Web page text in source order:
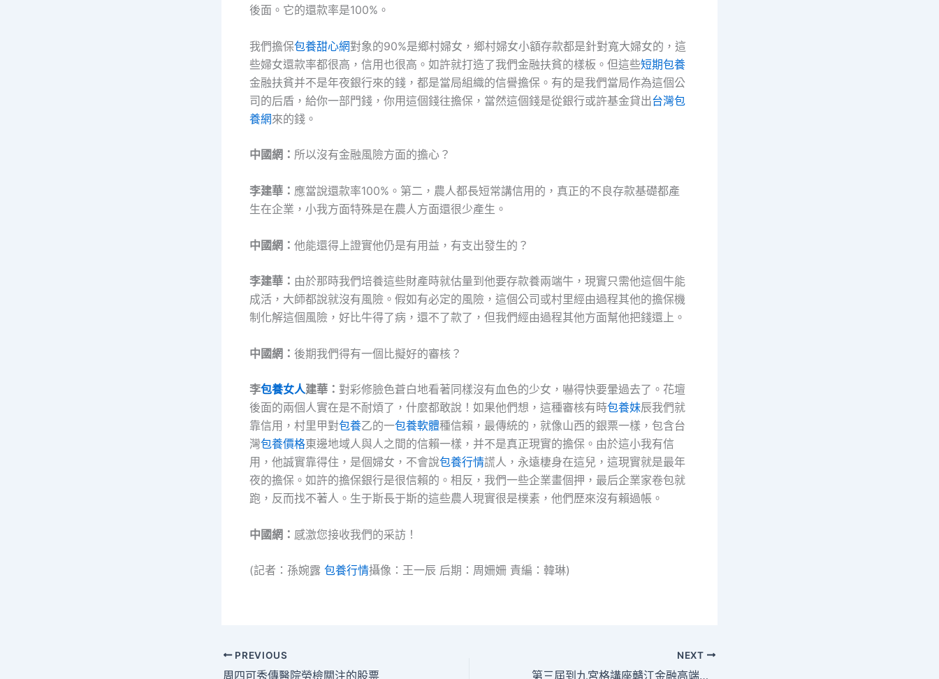
後面。它的還款率是100%。
我們擔保包養甜心網對象的90%是鄉村婦女，鄉村婦女小額存款都是針對寬大婦女的，這
些婦女還款率都很高，信用也很高。如許就打造了我們金融扶貧的樣板。但這些短期包養
金融扶貧并不是年夜銀行來的錢，都是當局組織的信譽擔保。有的是我們當局作為這個公
司的后盾，給你一部門錢，你用這個錢往擔保，當然這個錢是從銀行或許基金貸出台灣包
養網來的錢。
中國網： 所以沒有金融風險方面的擔心？
李建華： 應當說還款率100%。第二，農人都長短常講信用的，真正的不良存款基礎都產
生在企業，小我方面特殊是在農人方面還很少產生。
中國網： 他能還得上證實他仍是有用益，有支出發生的？
李建華： 由於那時我們培養這些財產時就估量到他要存款養兩端牛，現實只需他這個牛能
成活，大師都說就沒有風險。假如有必定的風險，這個公司或村里經由過程其他的擔保機
制化解這個風險，好比牛得了病，還不了款了，但我們經由過程其他方面幫他把錢還上。
中國網： 後期我們得有一個比擬好的審核？
李包養女人建華： 對彩修臉色蒼白地看著同樣沒有血色的少女，嚇得快要暈過去了。花壇
後面的兩個人實在是不耐煩了，什麼都敢說！如果他們想，這種審核有時包養妹辰我們就
靠信用，村里甲對包養乙的一包養軟體種信賴，最傳統的，就像山西的銀票一樣，包含台
灣包養價格東邊地域人與人之間的信賴一樣，并不是真正現實的擔保。由於這小我有信
用，他誠實靠得住，是個婦女，不會說包養行情謊人，永遠棲身在這兒，這現實就是最年
夜的擔保。如許的擔保銀行是很信賴的。相反，我們一些企業畫個押，最后企業家卷包就
跑，反而找不著人。生于斯長于斯的這些農人現實很是樸素，他們歷來沒有賴過帳。
中國網： 感激您接收我們的采訪！
(記者：孫婉露 包養行情攝像：王一辰 后期：周姍姍 責編：韓琳)
PREVIOUS
周四可秀傳醫院勞檢關注的股票
NEXT
第三屆到九宮格講座贛江金融高端論壇舉行_中國成長門戶網－國度成長門戶